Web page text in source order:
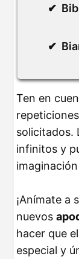
Ten en
solicitados.
infinitos y
¡Anímate a
nuevos
hacer que
especial y